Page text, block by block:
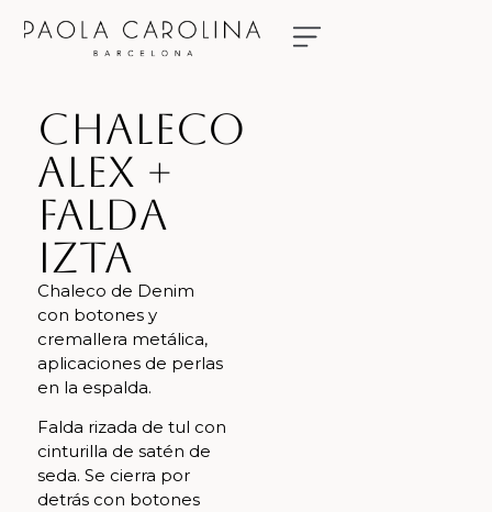
Chaleco
Alex +
Falda
Izta
Chaleco de Denim
con botones y
cremallera metálica,
aplicaciones de perlas
en la espalda.
Falda rizada de tul con
cinturilla de satén de
seda. Se cierra por
detrás con botones